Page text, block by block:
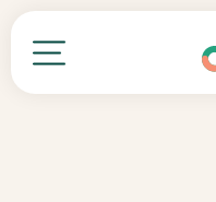
Toutes nos